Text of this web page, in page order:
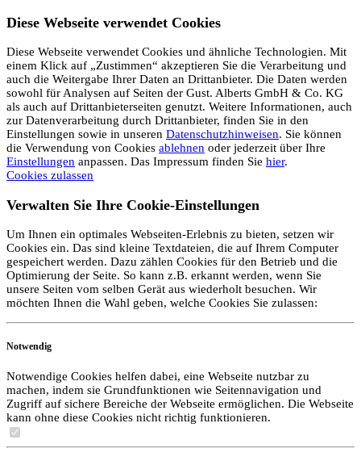
Diese Webseite verwendet Cookies
Diese Webseite verwendet Cookies und ähnliche Technologien. Mit
einem Klick auf „Zustimmen“ akzeptieren Sie die Verarbeitung und
auch die Weitergabe Ihrer Daten an Drittanbieter. Die Daten werden
sowohl für Analysen auf Seiten der Gust. Alberts GmbH & Co. KG
als auch auf Drittanbieterseiten genutzt. Weitere Informationen, auch
zur Datenverarbeitung durch Drittanbieter, finden Sie in den
Einstellungen sowie in unseren Datenschutzhinweisen. Sie können
die Verwendung von Cookies ablehnen oder jederzeit über Ihre
Einstellungen anpassen. Das Impressum finden Sie hier.
Cookies zulassen
Verwalten Sie Ihre Cookie-Einstellungen
Um Ihnen ein optimales Webseiten-Erlebnis zu bieten, setzen wir
Cookies ein. Das sind kleine Textdateien, die auf Ihrem Computer
gespeichert werden. Dazu zählen Cookies für den Betrieb und die
Optimierung der Seite. So kann z.B. erkannt werden, wenn Sie
unsere Seiten vom selben Gerät aus wiederholt besuchen. Wir
möchten Ihnen die Wahl geben, welche Cookies Sie zulassen:
Notwendig
Notwendige Cookies helfen dabei, eine Webseite nutzbar zu
machen, indem sie Grundfunktionen wie Seitennavigation und
Zugriff auf sichere Bereiche der Webseite ermöglichen. Die Webseite
kann ohne diese Cookies nicht richtig funktionieren.